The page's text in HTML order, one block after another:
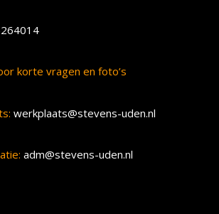
korte vragen en foto’s
werkplaats@stevens-uden.nl
adm@stevens-uden.nl